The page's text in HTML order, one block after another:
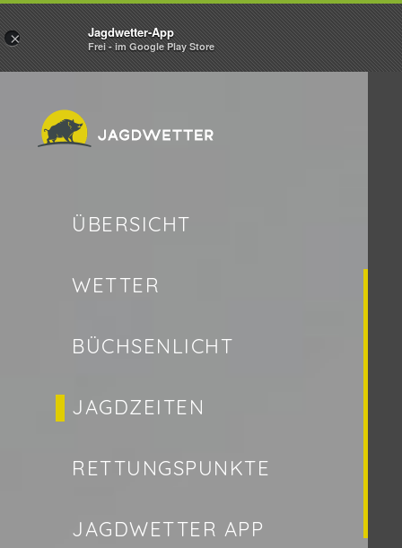
× Jagdwetter-App
Frei - im Google Play Store
ÜBERSICHT
WETTER
BÜCHSENLICHT
JAGDZEITEN
RETTUNGSPUNKTE
JAGDWETTER APP